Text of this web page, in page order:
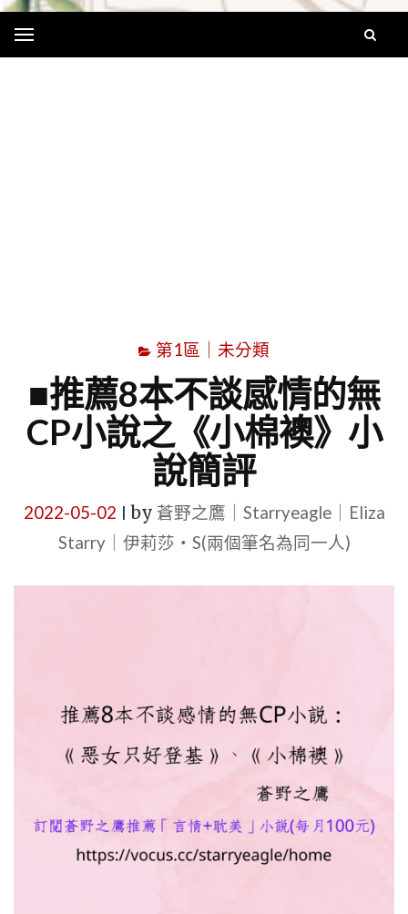
第1區｜未分類
■推薦8本不談感情的無
CP小說之《小棉襖》小
說簡評
2022-05-02 by 蒼野之鷹｜Starryeagle｜Eliza
Starry｜伊莉莎・S(兩個筆名為同一人)